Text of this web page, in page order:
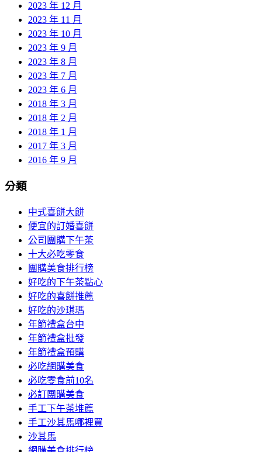
2023 年 12 月
2023 年 11 月
2023 年 10 月
2023 年 9 月
2023 年 8 月
2023 年 7 月
2023 年 6 月
2018 年 3 月
2018 年 2 月
2018 年 1 月
2017 年 3 月
2016 年 9 月
分類
中式喜餅大餅
便宜的訂婚喜餅
公司團購下午茶
十大必吃零食
團購美食排行榜
好吃的下午茶點心
好吃的喜餅推薦
好吃的沙琪瑪
年節禮盒台中
年節禮盒批發
年節禮盒預購
必吃網購美食
必吃零食前10名
必訂團購美食
手工下午茶堆薦
手工沙其馬哪裡買
沙其馬